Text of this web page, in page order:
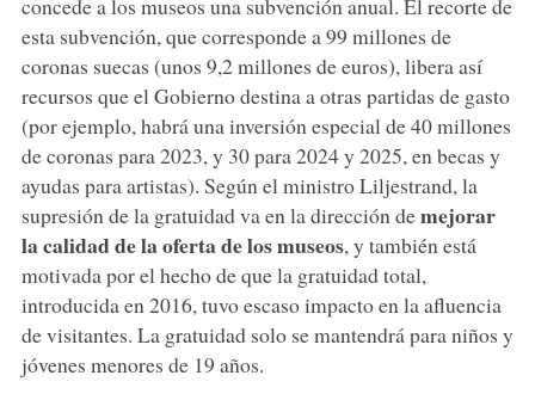
esta subvención, que corresponde a 99 millones de
coronas suecas (unos 9,2 millones de euros), libera así
recursos que el Gobierno destina a otras partidas de gasto
(por ejemplo, habrá una inversión especial de 40 millones
de coronas para 2023, y 30 para 2024 y 2025, en becas y
ayudas para artistas). Según el ministro Liljestrand, la
supresión de la gratuidad va en la dirección demejorar
la calidad de la oferta de los museos, y también está
motivada por el hecho de que la gratuidad total,
introducida en 2016, tuvo escaso impacto en la afluencia
de visitantes. La gratuidad solo se mantendrá para niños y
jóvenes menores de 19 años.